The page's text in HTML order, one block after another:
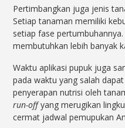
Pertimbangkan juga jenis
Setiap tanaman memiliki
setiap fase
membutuhkan lebih banyak
Waktu aplikasi pupuk juga
pada waktu yang salah
penyerapan nutrisi oleh
run-offyang merugikan
cermat jadwal pemupukan